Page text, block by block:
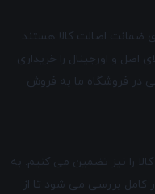
ضمانت اصالت کالا هستند.
و اورجینال را خریداری
در فروشگاه ما به فروش
را نیز تضمین می‌ کنیم. به
کامل بررسی می شود تا از